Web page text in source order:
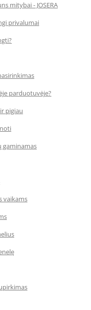
mitybai - JOSERA
privalumai
parduotuvėje?
pigiau
gaminamas
vaikams